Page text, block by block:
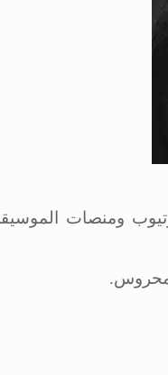
ومنصات الموسيقى
محروس.